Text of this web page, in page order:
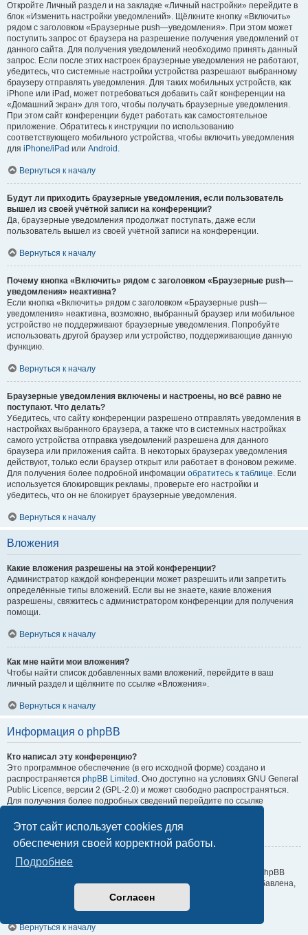
Этот сайт использует cookies для
обеспечения своей корректной работы.
Подробнее
Согласен
Откройте Личный раздел и на закладке «Личный настройки» перейдите в
блок «Изменить настройки уведомлений». Щёлкните кнопку «Включить»
рядом с заголовком «Браузерные push—уведомления». При этом может
поступить запрос от браузера на разрешение получения уведомлений от
данного сайта. Для получения уведомлений необходимо принять данный
запрос. Если после этих настроек браузерные уведомления не работают,
убедитесь, что системные настройки устройства разрешают выбранному
браузеру отправлять уведомления. Для таких мобильных устройств, как
iPhone или iPad, может потребоваться добавить сайт конференции на
«Домашний экран» для того, чтобы получать браузерные уведомления.
При этом сайт конференции будет работать как самостоятельное
приложение. Обратитесь к инструкции по использованию
соответствующего мобильного устройства, чтобы включить уведомления
для iPhone/iPad или Android .
Вернуться к началу
Будут ли приходить браузерные уведомления, если пользователь
вышел из своей учётной записи на конференции?
Да, браузерные уведомления продолжат поступать, даже если
пользователь вышел из своей учётной записи на конференции.
Вернуться к началу
Почему кнопка «Включить» рядом с заголовком «Браузерные push—
уведомления» неактивна?
Если кнопка «Включить» рядом с заголовком «Браузерные push—
уведомления» неактивна, возможно, выбранный браузер или мобильное
устройство не поддерживают браузерные уведомления. Попробуйте
использовать другой браузер или устройство, поддерживающие данную
функцию.
Вернуться к началу
Браузерные уведомления включены и настроены, но всё равно не
поступают. Что делать?
Убедитесь, что сайту конференции разрешено отправлять уведомления в
настройках выбранного браузера, а также что в системных настройках
самого устройства отправка уведомлений разрешена для данного
браузера или приложения сайта. В некоторых браузерах уведомления
действуют, только если браузер открыт или работает в фоновом режиме.
Для получения более подробной инфомации обратитесь к таблице. Если
используется блокировщик рекламы, проверьте его настройки и
убедитесь, что он не блокирует браузерные уведомления.
Вернуться к началу
Вложения
Какие вложения разрешены на этой конференции?
Администратор каждой конференции может разрешить или запретить
определённые типы вложений. Если вы не знаете, какие вложения
разрешены, свяжитесь с администратором конференции для получения
помощи.
Вернуться к началу
Как мне найти мои вложения?
Чтобы найти список добавленных вами вложений, перейдите в ваш
личный раздел и щёлкните по ссылке «Вложения».
Вернуться к началу
Информация о phpBB
Кто написал эту конференцию?
Это программное обеспечение (в его исходной форме) создано и
распространяется phpBB Limited . Оно доступно на условиях GNU General
Public Licence, версии 2 (GPL-2.0) и может свободно распространяться.
Для получения более подробных сведений перейдите по ссылке
Почему здесь нет такой-то функции?
Это программное обеспечение было создано и лицензировано phpBB
Limited. Если вы считаете, что какая-то функция должна быть добавлена,
Центр идей phpBB, где можно отдать свой голос за уже
Вернуться к началу